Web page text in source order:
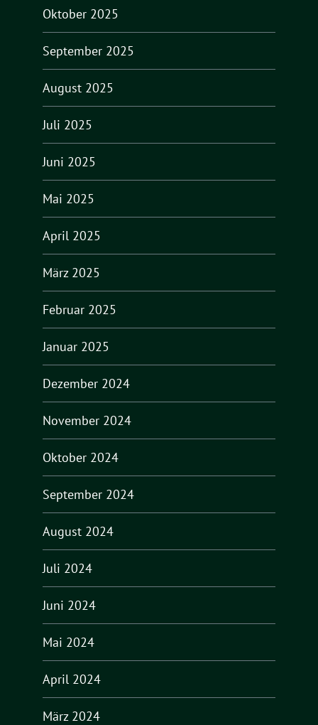
Oktober 2025
September 2025
August 2025
Juli 2025
Juni 2025
Mai 2025
April 2025
März 2025
Februar 2025
Januar 2025
Dezember 2024
November 2024
Oktober 2024
September 2024
August 2024
Juli 2024
Juni 2024
Mai 2024
April 2024
März 2024